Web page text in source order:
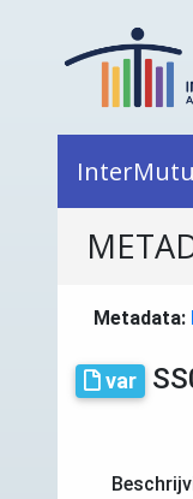
Metadata:
var